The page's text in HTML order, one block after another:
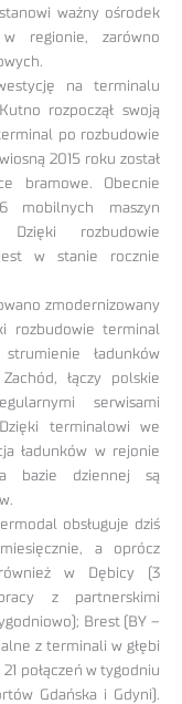
ważny ośrodek
regionie, zarówno
na terminalu
rozpoczął swoją
po rozbudowie
2015 roku został
bramowe. Obecnie
mobilnych maszyn
Dzięki rozbudowie
w stanie rocznie
zmodernizowany
rozbudowie terminal
ładunków
łączy polskie
serwisami
terminalowi we
ładunków w rejonie
bazie dziennej są
obsługuje dziś
a oprócz
w Dębicy (3
z partnerskimi
Brest (BY –
z terminali w głębi
połączeń w tygodniu
Gdańska i Gdyni).